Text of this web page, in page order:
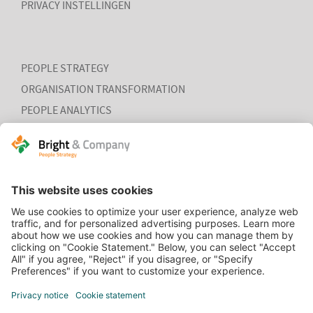
BRIGHT PAPER
Nieuwe ronde nieuwe kansen
In een nieuwe ronde van de Human Capital Incubator
onderzocht Bright & Company de kansen en uitdagingen bij
de ontwikkeling van vernieuwend HR-beleid en HR-
initiatieven. De uitkomsten tref je aan in de Bright Paper
“Nieuwe ronde, nieuwe kansen – een opmaat voor HRM op
PRIVACY INSTELLINGEN
PEOPLE STRATEGY
ORGANISATION TRANSFORMATION
PEOPLE ANALYTICS
HR ORGANISATION EFFECTIVENESS
HOME
CONTACT
COOKIEVERKLARING
VACATURES